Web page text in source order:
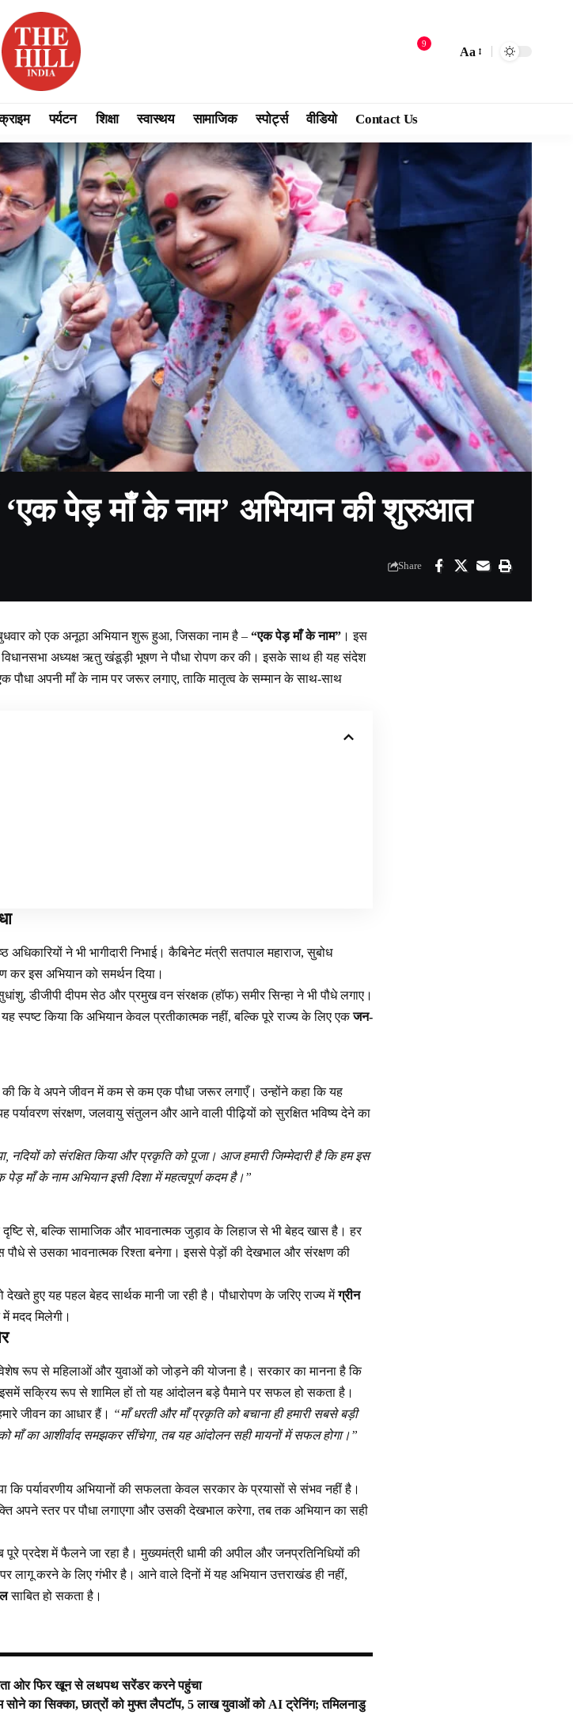
9
Aa
पर्यटन शिक्षा स्वास्थय सामाजिक स्पोर्ट्स वीडियो Contact Us
पेड़ माँ के नाम’ अभियान की शुरुआत
Share
को एक अनूठा अभियान शुरू हुआ, जिसका नाम है – “एक पेड़ माँ के नाम” । इस
अध्यक्ष ऋतु खंडूड़ी भूषण ने पौधा रोपण कर की। इसके साथ ही यह संदेश
पौधा अपनी माँ के नाम पर जरूर लगाए, ताकि मातृत्व के सम्मान के साथ-साथ
ने भी भागीदारी निभाई। कैबिनेट मंत्री सतपाल महाराज, सुबोध
कर इस अभियान को समर्थन दिया।
डीजीपी दीपम सेठ और प्रमुख वन संरक्षक (हॉफ) समीर सिन्हा ने भी पौधे लगाए।
यह स्पष्ट किया कि अभियान केवल प्रतीकात्मक नहीं, बल्कि पूरे राज्य के लिए एकजन-
की कि वे अपने जीवन में कम से कम एक पौधा जरूर लगाएँ। उन्होंने कहा कि यह
पर्यावरण संरक्षण, जलवायु संतुलन और आने वाली पीढ़ियों को सुरक्षित भविष्य देने का
नदियों को संरक्षित किया और प्रकृति को पूजा। आज हमारी जिम्मेदारी है कि हम इस
माँ के नाम अभियान इसी दिशा में महत्वपूर्ण कदम है।”
दृष्टि से, बल्कि सामाजिक और भावनात्मक जुड़ाव के लिहाज से भी बेहद खास है। हर
पौधे से उसका भावनात्मक रिश्ता बनेगा। इससे पेड़ों की देखभाल और संरक्षण की
हुए यह पहल बेहद सार्थक मानी जा रही है। पौधारोपण के जरिए राज्य मेंग्रीन
मदद मिलेगी।
रूप से महिलाओं और युवाओं को जोड़ने की योजना है। सरकार का मानना है कि
सक्रिय रूप से शामिल हों तो यह आंदोलन बड़े पैमाने पर सफल हो सकता है।
जीवन का आधार हैं। “माँ धरती और माँ प्रकृति को बचाना ही हमारी सबसे बड़ी
माँ का आशीर्वाद समझकर सींचेगा, तब यह आंदोलन सही मायनों में सफल होगा।”
कि पर्यावरणीय अभियानों की सफलता केवल सरकार के प्रयासों से संभव नहीं है।
अपने स्तर पर पौधा लगाएगा और उसकी देखभाल करेगा, तब तक अभियान का सही
पूरे प्रदेश में फैलने जा रहा है। मुख्यमंत्री धामी की अपील और जनप्रतिनिधियों की
लागू करने के लिए गंभीर है। आने वाले दिनों में यह अभियान उत्तराखंड ही नहीं,
साबित हो सकता है।
रेता ओर फिर खून से लथपथ सरेंडर करने पहुंचा
सोने का सिक्का, छात्रों को मुफ्त लैपटॉप, 5 लाख युवाओं को AI ट्रेनिंग; तमिलनाडु